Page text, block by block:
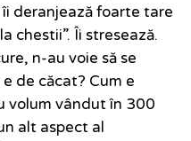
deranjează foarte tare
chestii”. Îi stresează.
n-au voie să se
de căcat? Cum e
volum vândut în 300
alt aspect al